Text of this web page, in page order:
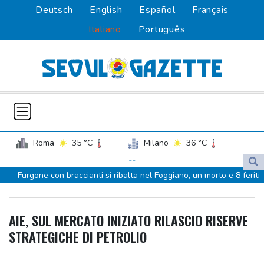
Deutsch English Español
Français
Italiano
Português
Roma 35 °C Milano
36 °C
Napoli
33 °C
--
Furgone con braccianti si ribalta nel Foggiano, un morto e 8 feriti
L'Ia che modula le emozioni umane in 'Aeternum' di Jordan River
Esce il 27 agosto 'Marco Bellocchio: La porta della Realtà'
AIE, SUL MERCATO INIZIATO RILASCIO RISERVE
STRATEGICHE DI PETROLIO